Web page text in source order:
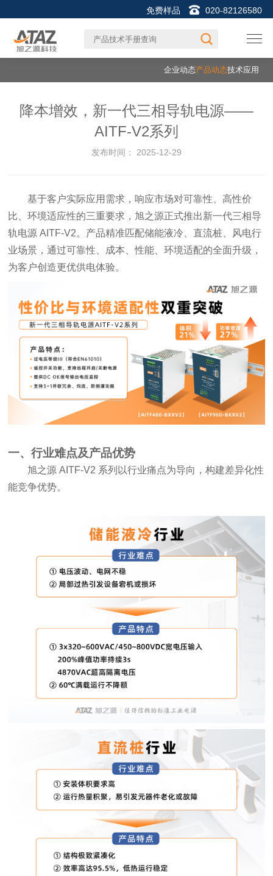
免费样品 020-82126580
企业动态产品动态技术应用
降本增效，新一代三相导轨电源——
AITF-V2系列
发布时间： 2025-12-29
基于客户实际应用需求，响应市场对可靠性、高性价
比、环境适应性的三重要求，旭之源正式推出新一代三相导
轨电源 AITF-V2。产品精准匹配储能液冷、直流桩、风电行
业场景，通过可靠性、成本、性能、环境适配的全面升级，
为客户创造更优供电体验。
一、行业难点及产品优势
旭之源 AITF-V2 系列以行业痛点为导向，构建差异化性
能竞争优势。